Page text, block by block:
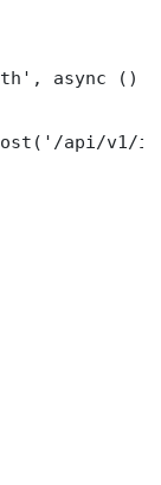
async ()
api/v1/